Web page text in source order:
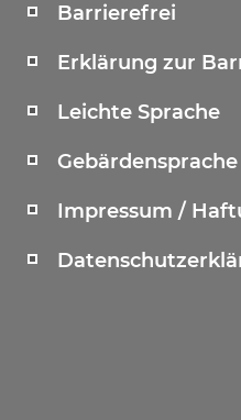
Barrierefrei
Erklärung zur
Leichte Sprache
Gebärdensprache
Impressum /